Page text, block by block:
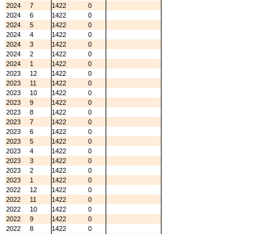
2024
7 1422
0
2024
6 1422
0
2024
5 1422
0
2024
4 1422
0
2024
3 1422
0
2024
2 1422
0
2024
1 1422
0
2023
12 1422
0
2023
11 1422
0
2023
10 1422
0
2023
9 1422
0
2023
8 1422
0
2023
7 1422
0
2023
6 1422
0
2023
5 1422
0
2023
4 1422
0
2023
3 1422
0
2023
2 1422
0
2023
1 1422
0
2022
12 1422
0
2022
11 1422
0
2022
10 1422
0
2022
9 1422
0
2022
8 1422
0